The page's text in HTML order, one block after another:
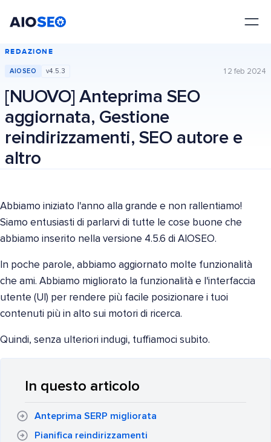
REDAZIONE
AIOSEO v4.5.3 12 feb 2024
[NUOVO] Anteprima SEO
aggiornata, Gestione
reindirizzamenti, SEO autore e
altro
Abbiamo iniziato l'anno alla grande e non rallentiamo!
Siamo entusiasti di parlarvi di tutte le cose buone che
abbiamo inserito nella versione 4.5.6 di AIOSEO.
In poche parole, abbiamo aggiornato molte funzionalità
che ami. Abbiamo migliorato la funzionalità e l'interfaccia
utente (UI) per rendere più facile posizionare i tuoi
contenuti più in alto sui motori di ricerca.
Quindi, senza ulteriori indugi, tuffiamoci subito.
In questo articolo
Anteprima SERP migliorata
Pianifica reindirizzamenti